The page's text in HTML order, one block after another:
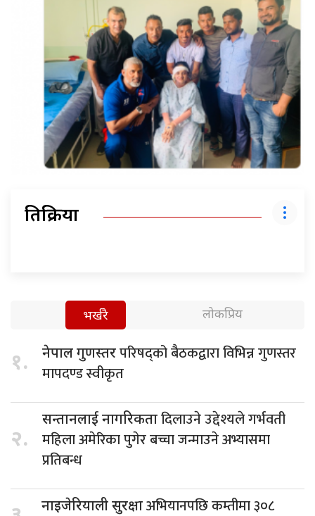
प्रतिक्रिया
भर्खरै लोकप्रिय
१. नेपाल गुणस्तरपरिषद्को बैठकद्वारा विभिन्न गुणस्तर
मापदण्ड स्वीकृत
२.
सन्तानलाई नागरिकतादिलाउने उद्देश्यले गर्भवती
महिला अमेरिका पुगेर बच्चा जन्माउने अभ्यासमा
प्रतिबन्ध
नाइजेरियाली सुरक्षाअभियानपछि कम्तीमा ३०८